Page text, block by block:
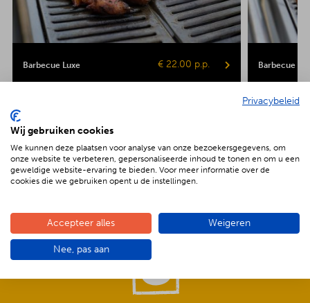
Barbecue Luxe € 22.00 p.p. Barbecue
Gepofte
De voordelen van BBQenzo.nl
Privacybeleid
Wij gebruiken cookies
We kunnen deze plaatsen voor analyse van onze bezoekersgegevens, om
onze website te verbeteren, gepersonaliseerde inhoud te tonen en om u een
geweldige website-ervaring te bieden. Voor meer informatie over de
cookies die we gebruiken opent u de instellingen.
Accepteer alles Weigeren
Nee, pas aan